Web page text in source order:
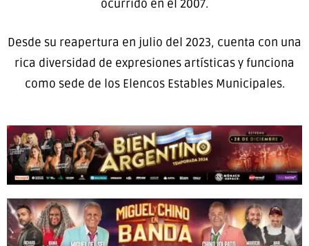
ocurrido en el 2007.
Desde su reapertura en julio del 2023, cuenta con una
rica diversidad de expresiones artísticas y funciona
como sede de los Elencos Estables Municipales.